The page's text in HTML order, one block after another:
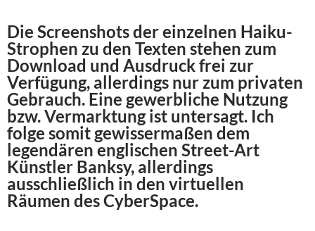
Die Screenshots der einzelnen Haiku-
Strophen zu den Texten stehen zum
Download und Ausdruck frei zur
Verfügung, allerdings nur zum privaten
Gebrauch. Eine gewerbliche Nutzung
bzw. Vermarktung ist untersagt. Ich
folge somit gewissermaßen dem
legendären englischen Street-Art
Künstler Banksy, allerdings
ausschließlich in den virtuellen
Räumen des CyberSpace.